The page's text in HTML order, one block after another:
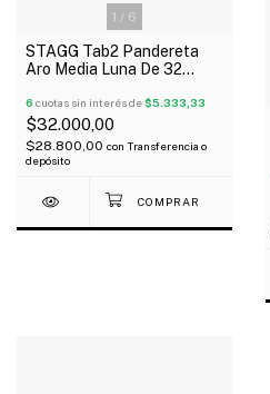
1 / 6
STAGG Tab2 Pandereta
Aro Media Luna De 32
6 cuotas sin interés de$5.333,33
$32.000,00
$28.800,00 con Transferencia o
depósito